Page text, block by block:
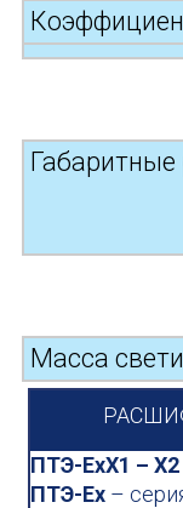
Масса
ПТЭ-ЕхX1 –
ПТЭ-Ех –